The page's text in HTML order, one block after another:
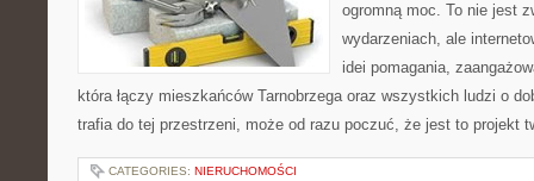
ogromną moc. To nie jest
wydarzeniach, ale
idei pomagania,
która łączy mieszkańców Tarnobrzega oraz wszystkich ludzi o
trafia do tej przestrzeni, może od razu poczuć, że jest to projekt
CATEGORIES: NIERUCHOMOŚCI